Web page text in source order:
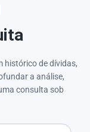
histórico de dívidas,
a análise,
consulta sob